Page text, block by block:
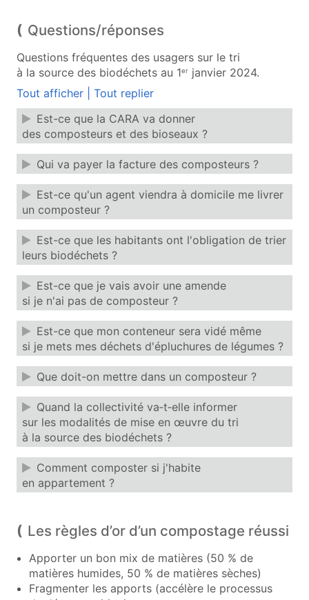
Questions/réponses
Questions fréquentes des usagers sur le tri
à la source des biodéchets au 1er janvier 2024.
Tout afficher
Tout replier
Est-ce que la CARA va donner
des composteurs et des bioseaux ?
Qui va payer la facture des composteurs ?
Est-ce qu'un agent viendra à domicile me livrer
un composteur ?
Est-ce que les habitants ont l'obligation de trier
leurs biodéchets ?
Est-ce que je vais avoir une amende
si je n'ai pas de composteur ?
Est-ce que mon conteneur sera vidé même
si je mets mes déchets d'épluchures de légumes ?
Que doit-on mettre dans un composteur ?
Quand la collectivité va‑t‑elle informer
sur les modalités de mise en œuvre du tri
à la source des biodéchets ?
Comment composter si j'habite
en appartement ?
Les règles d’or d’un compostage réussi
Apporter un bon mix de matières (50 % de
matières humides, 50 % de matières sèches)
Fragmenter les apports (accélère le processus